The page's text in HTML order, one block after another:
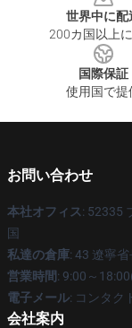
世界中に配
200カ国以上
国際保証
使用国で提
お問い合わせ
本社オフィス: 52335
国
私達の倉庫: 43 遼寧
営業時間: 9:00～
電子メール: コンタク
会社案内